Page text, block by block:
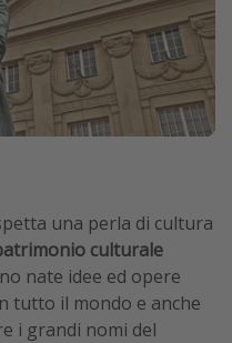
una perla di cultura
culturale
nate idee ed opere
tutto il mondo e anche
i grandi nomi del